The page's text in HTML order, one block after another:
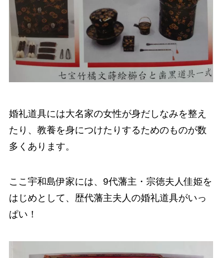
婚礼道具には大名家の女性が身だしなみを整え
たり、教養を身につけたりするためのものが数
多くあります。
ここ宇和島伊家には、9代藩主・宗徳夫人佳姫を
はじめとして、歴代藩主夫人の婚礼道具がいっ
ぱい！